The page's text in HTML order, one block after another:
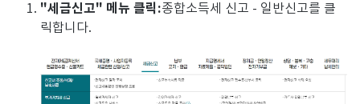
"세금신고" 메뉴 클릭:종합소득세 신고 - 일반신고를 클
릭합니다.